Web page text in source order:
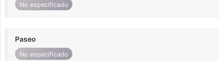
No especificado
Paseo
No especificado